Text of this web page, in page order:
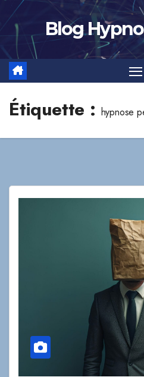
Skip
content
Blog
Étiquette : hypnose